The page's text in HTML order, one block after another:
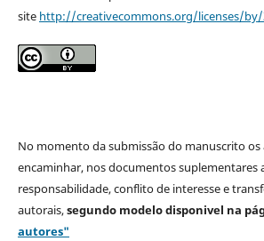
site http://creativecommons.org/licenses/
No momento da submissão do manuscrito
encaminhar, nos documentos suplementares
responsabilidade, conflito de interesse e
autorais,segundo modelodisponivel na
autores"